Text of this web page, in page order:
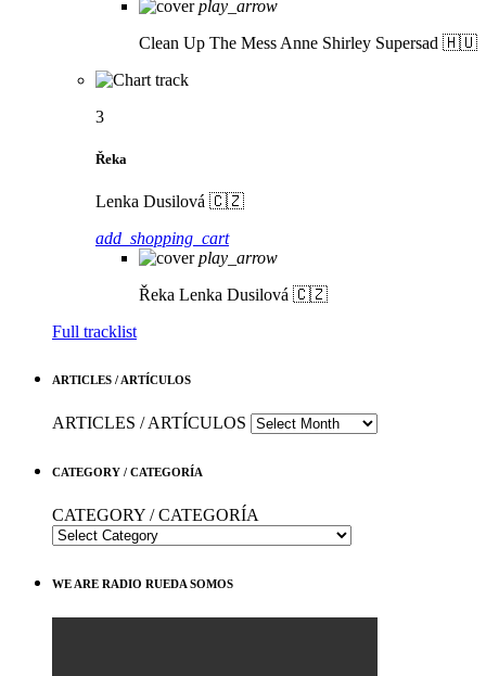
play_arrow
Clean Up The Mess Anne Shirley Supersad 🇭🇺
3
Řeka
Lenka Dusilová 🇨🇿
add_shopping_cart
play_arrow
Řeka Lenka Dusilová 🇨🇿
Full tracklist
ARTICLES / ARTÍCULOS
ARTICLES / ARTÍCULOS
CATEGORY / CATEGORÍA
CATEGORY / CATEGORÍA
WE ARE RADIO RUEDA SOMOS